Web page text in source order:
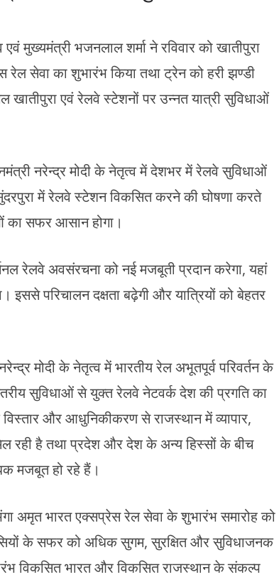
मुख्यमंत्री भजनलाल शर्मा ने रविवार को खातीपुरा
सेवा का शुभारंभ किया तथा ट्रेन को हरी झण्डी
खातीपुरा एवं रेलवे स्टेशनों पर उन्नत यात्री सुविधाओं
नरेन्द्र मोदी के नेतृत्व में देशभर में रेलवे सुविधाओं
में रेलवे स्टेशन विकसित करने की घोषणा करते
का सफर आसान होगा।
रेलवे अवसंरचना को नई मजबूती प्रदान करेगा, यहां
परिचालन दक्षता बढ़ेगी और यात्रियों को बेहतर
मोदी के नेतृत्व में भारतीय रेल अभूतपूर्व परिवर्तन के
सुविधाओं से युक्त रेलवे नेटवर्क देश की प्रगति का
और आधुनिकीकरण से राजस्थान में व्यापार,
रही है तथा प्रदेश और देश के अन्य हिस्सों के बीच
मजबूत हो रहे हैं।
अमृत भारत एक्सप्रेस रेल सेवा के शुभारंभ समारोह को
के सफर को अधिक सुगम, सुरक्षित और सुविधाजनक
विकसित भारत और विकसित राजस्थान के संकल्प